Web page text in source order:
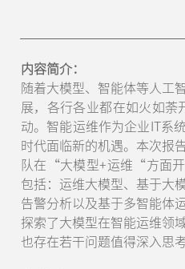
内容简介：
随着大模型、智能体等人工
展，各行各业都在如火如荼
动。智能运维作为企业IT系
时代面临新的机遇。本次报
队在“大模型+运维“方面
包括：运维大模型、基于大
告警分析以及基于多智能体
探索了大模型在智能运维领
也存在若干问题值得深入